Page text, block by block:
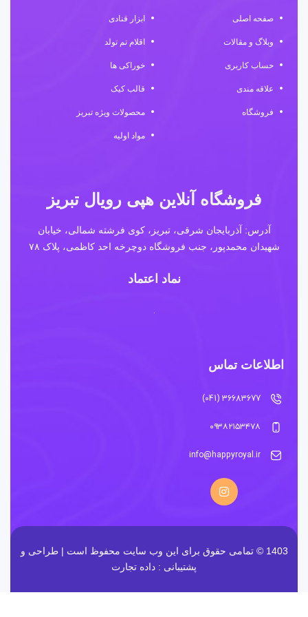
صفحه اصلی
وبلاگ و مقالات
حساب کاربری
علاقه مندی
فروشگاه
ابزار قنادی
اقلام تم تولد
خوراکی ها
قالب کیک
محصولات ویژه تبریز
مواد اولیه
فروشگاه آنلاین هپی رویال تبریز
آدرس: آذربایجان شرقی، تبریز، کوی فرشته شمالی، خیابان
شهیدان محمدپور، جنب فروشگاه دوچرخه احد کاظمی، پلاک ۷۸
نماد اعتماد
اطلاعات تماس
36683677 (041)
۰۹۳۸۲۱۵۳۴۷۸
info@happyroyal.ir
1403 © تمامی حقوق برای این وب سایت محفوظ است | طراحی و
پشتیبانی : داده تجارت